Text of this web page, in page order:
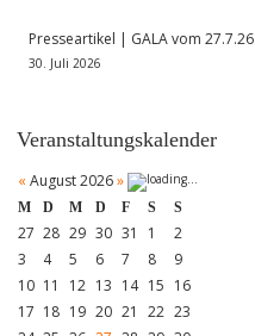
Presseartikel | GALA vom 27.7.26
30. Juli 2026
Veranstaltungskalender
« August 2026»
M D M D F S S
27 28 29 30 31 1
2
3
4 5 6 7 8
9
10 11 12 13 14 15 16
17 18 19 20 21 22 23